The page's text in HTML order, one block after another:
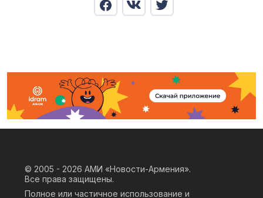
© 2005 - 2026 АМИ «Новости-Армения».
Все права защищены.
Полное или частичное использование и